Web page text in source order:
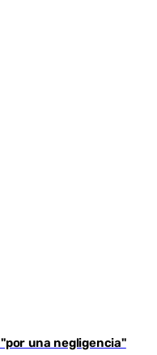
una negligencia"